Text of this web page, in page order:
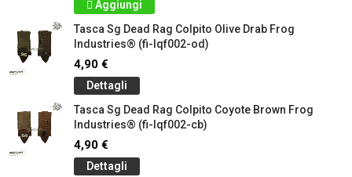
Aggiungi
Tasca Sg Dead Rag Colpito Olive Drab Frog
Industries® (fi-lqf002-od)
4,90 €
Dettagli
Tasca Sg Dead Rag Colpito Coyote Brown Frog
Industries® (fi-lqf002-cb)
4,90 €
Dettagli